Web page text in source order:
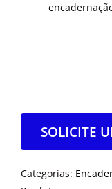
SOLICITE
Categorias: